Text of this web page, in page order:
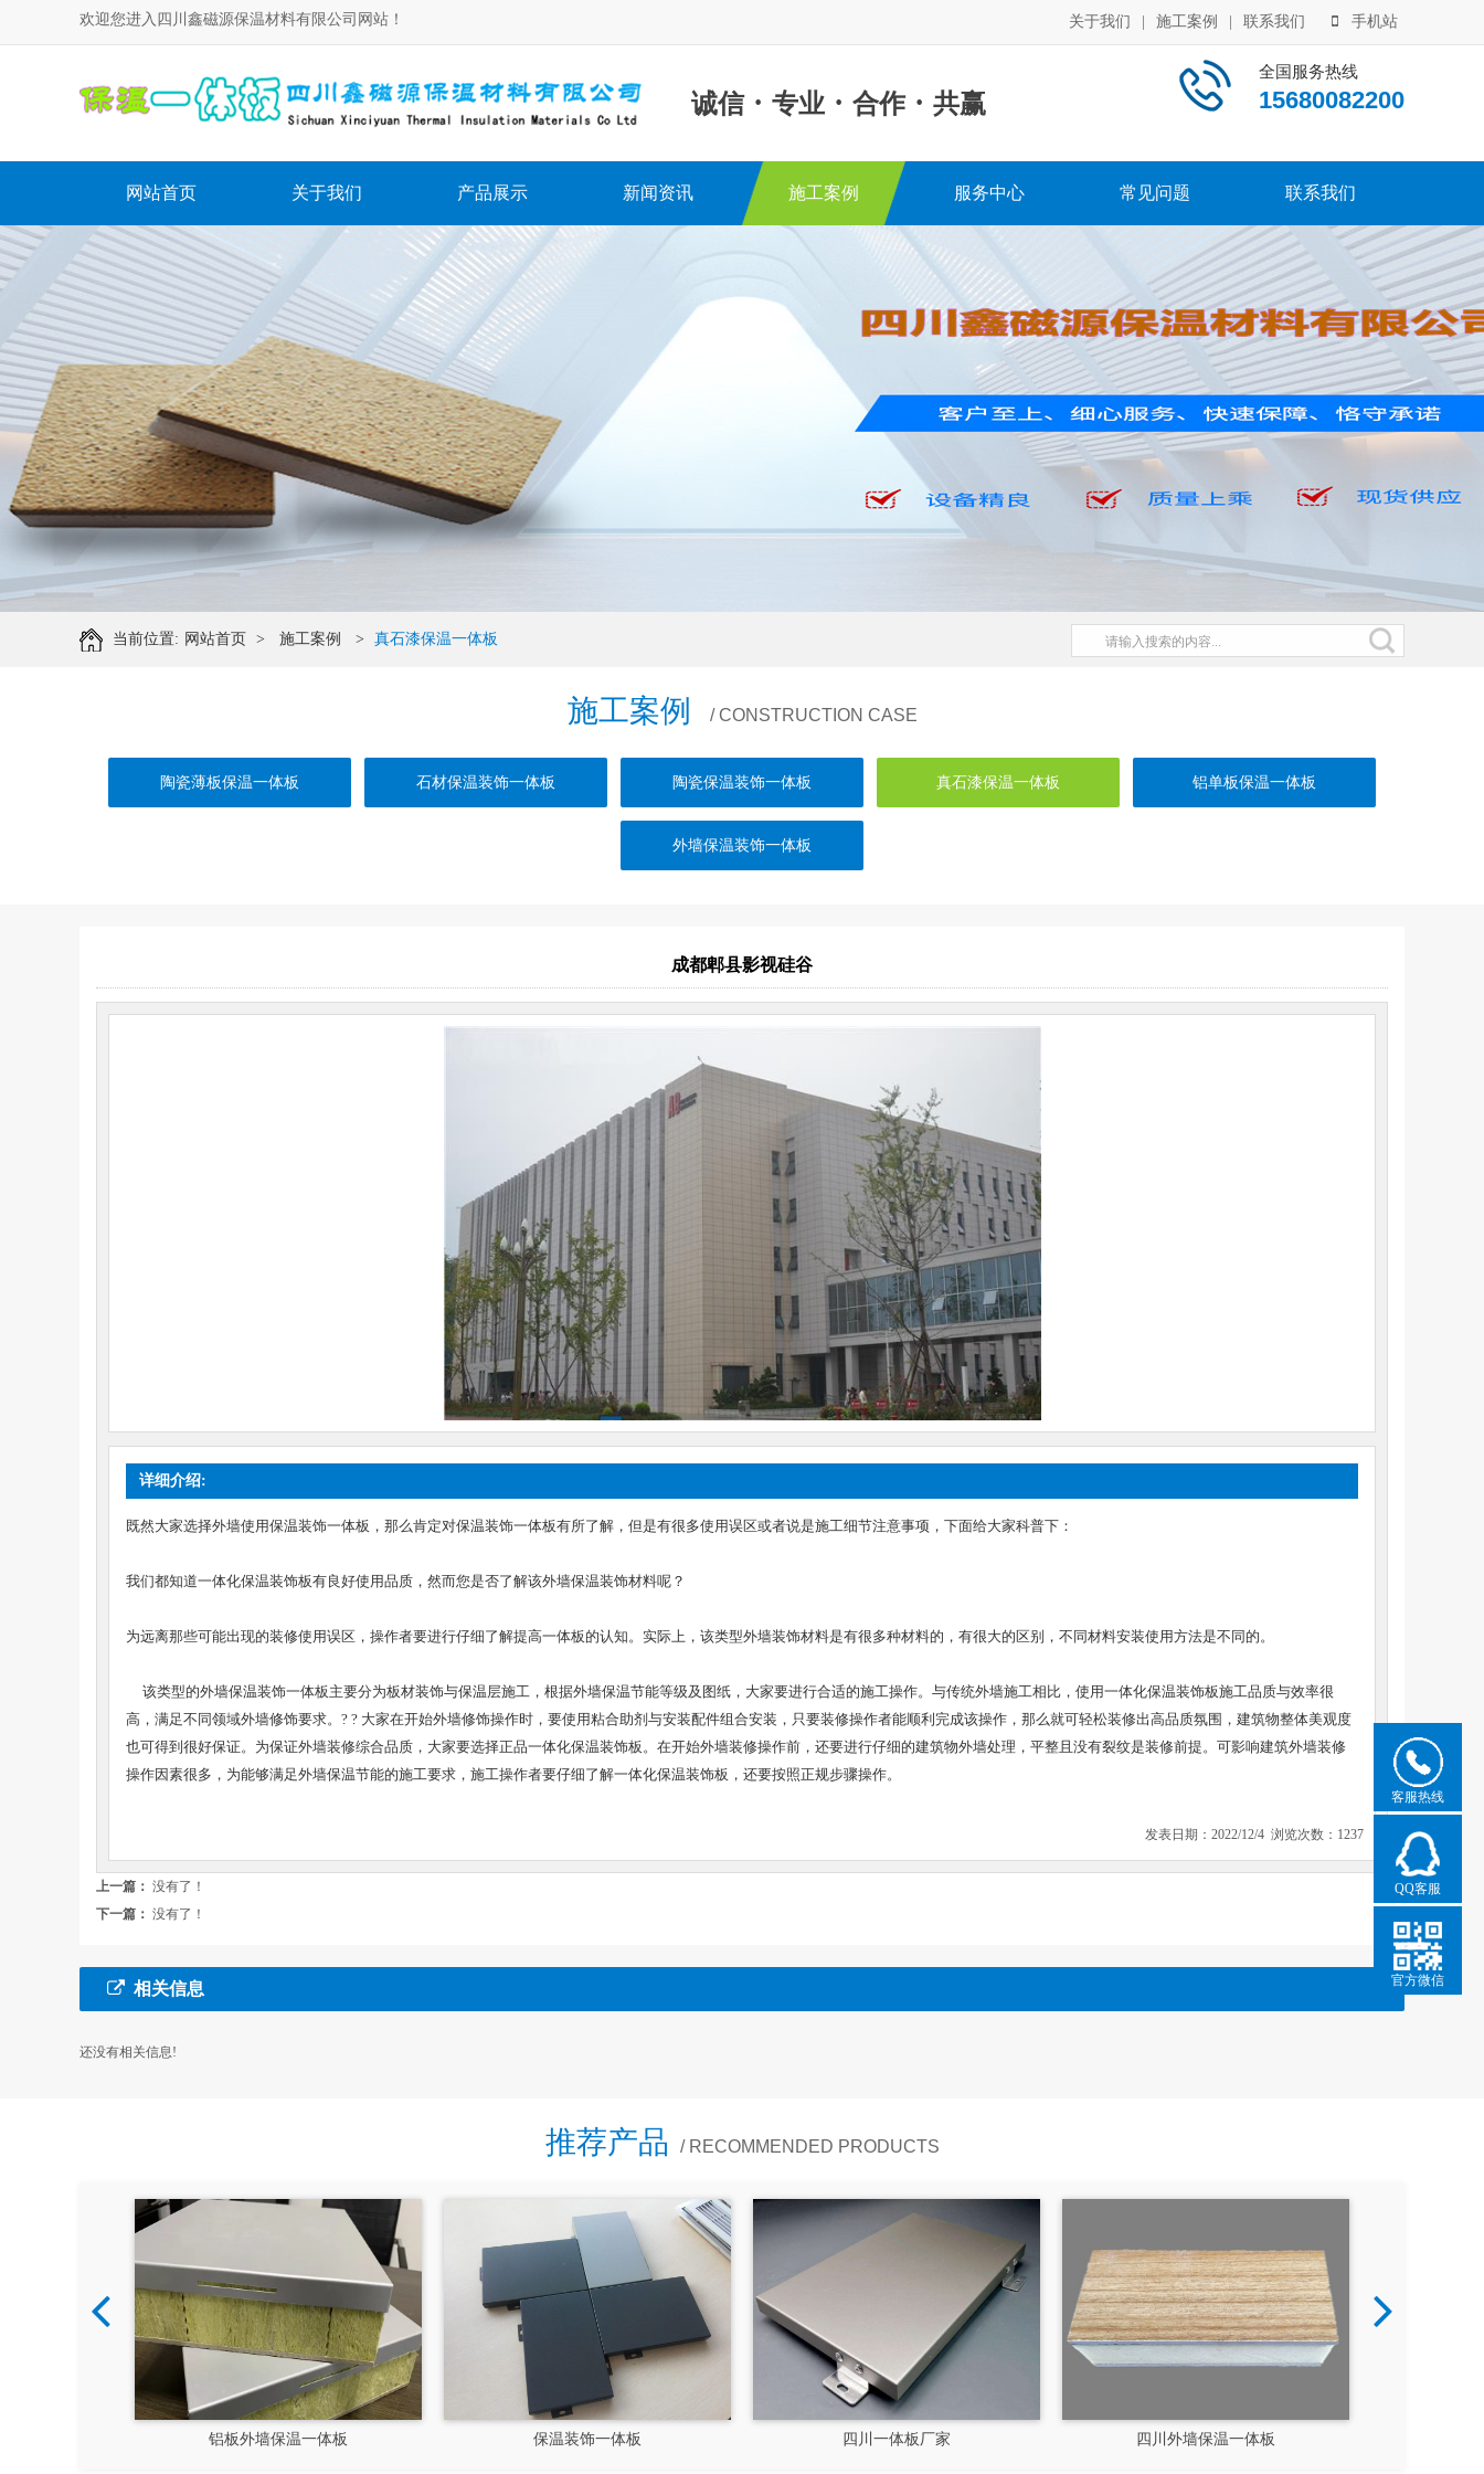
欢迎您进入四川鑫磁源保温材料有限公司网站！ 关于我们 施工案例 联系我们 手机站
诚信 · 专业 · 合作 · 共赢
全国服务热线
15680082200
网站首页 关于我们 产品展示 新闻资讯 施工案例 服务中心 常见问题 联系我们
当前位置: 网站首页 > 施工案例 > 真石漆保温一体板
施工案例 / CONSTRUCTION CASE
陶瓷薄板保温一体板 石材保温装饰一体板 陶瓷保温装饰一体板 真石漆保温一体板 铝单板保温一体板
外墙保温装饰一体板
成都郫县影视硅谷
详细介绍:
既然大家选择外墙使用保温装饰一体板，那么肯定对保温装饰一体板有所了解，但是有很多使用误区或者说是施工细节注意事项，下面给大家科普下：
我们都知道一体化保温装饰板有良好使用品质，然而您是否了解该外墙保温装饰材料呢？
为远离那些可能出现的装修使用误区，操作者要进行仔细了解提高一体板的认知。实际上，该类型外墙装饰材料是有很多种材料的，有很大的区别，不同材料安装使用方法是不同的。
该类型的外墙保温装饰一体板主要分为板材装饰与保温层施工，根据外墙保温节能等级及图纸，大家要进行合适的施工操作。与传统外墙施工相比，使用一体化保温装饰板施工品质与效率很
高，满足不同领域外墙修饰要求。? ? 大家在开始外墙修饰操作时，要使用粘合助剂与安装配件组合安装，只要装修操作者能顺利完成该操作，那么就可轻松装修出高品质氛围，建筑物整体美观度
也可得到很好保证。为保证外墙装修综合品质，大家要选择正品一体化保温装饰板。在开始外墙装修操作前，还要进行仔细的建筑物外墙处理，平整且没有裂纹是装修前提。可影响建筑外墙装修
操作因素很多，为能够满足外墙保温节能的施工要求，施工操作者要仔细了解一体化保温装饰板，还要按照正规步骤操作。
发表日期：2022/12/4 浏览次数：1237
上一篇： 没有了！
下一篇： 没有了！
相关信息
还没有相关信息!
推荐产品 / RECOMMENDED PRODUCTS
四川一体板厂家 四川外墙保温一体板 四川保温一体板厂家 成都外墙保温一体板
客服热线
QQ客服
官方微信